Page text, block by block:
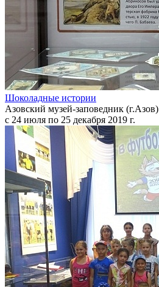
Шоколадные истории
Азовский музей-заповедник (г.Азов)
с 24 июля по 25 декабря 2019 г.